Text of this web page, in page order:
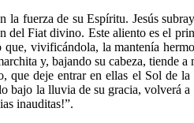
la fuerza de su Espíritu. Jesús
Fiat divino. Este aliento es el
vivificándola, la mantenía
y, bajando su cabeza, tiende
que deje entrar en ellas el Sol
la lluvia de su gracia, volverá
inauditas!”.